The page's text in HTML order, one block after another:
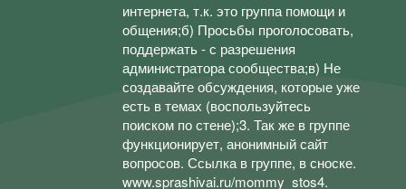
интернета, т.к. это группа помощи и
общения;б) Просьбы проголосовать,
поддержать - с разрешения
администратора сообщества;в) Не
создавайте обсуждения, которые уже
есть в темах (воспользуйтесь
поиском по стене);3. Так же в группе
функционирует, анонимный сайт
вопросов. Ссылка в группе, в сноске.
www.sprashivai.ru/mommy_stos4.